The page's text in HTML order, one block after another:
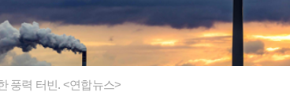
풍력 터빈. <연합뉴스>